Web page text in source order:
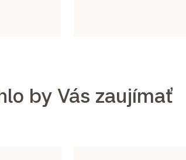
by Vás zaujímať